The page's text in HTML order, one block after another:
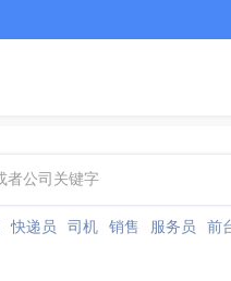
快递员 司机 销售 服务员 前